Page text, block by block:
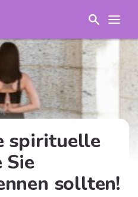
spirituelle
Sie
sollten!